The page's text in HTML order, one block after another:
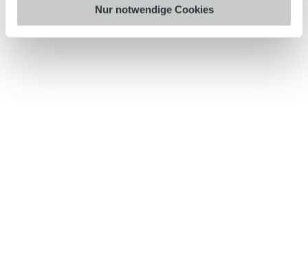
Nur notwendige Cookies